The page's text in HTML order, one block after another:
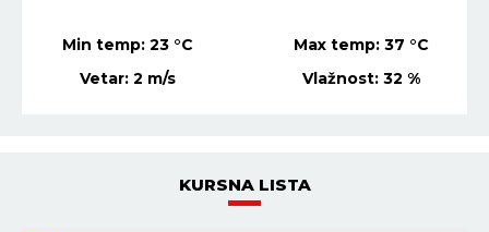
Min temp:23 °C Max temp: 37 °C
Vetar:2 m/s Vlažnost: 32 %
KURSNA LISTA